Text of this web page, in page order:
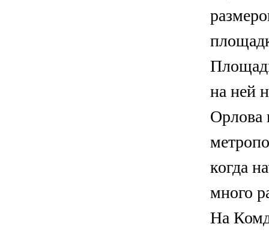
на ней
Орлова
когда
много
На